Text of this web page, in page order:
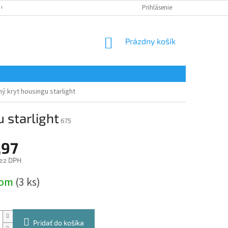
ÚDAJOV Prihlásenie
NÁKUPNÝ
Prázdny košík
kryt housingu starlight
starlight 675
DPH
(3 ks)
Pridať do košíka